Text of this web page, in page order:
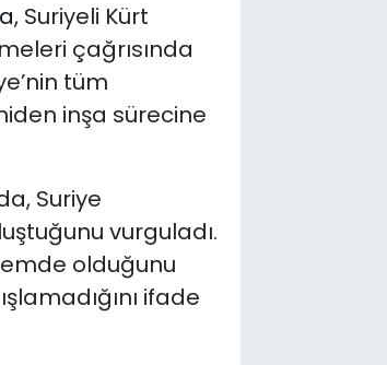
, Suriyeli Kürt
çağrısında
tüm
inşa sürecine
Suriye
vurguladı.
olduğunu
ifade